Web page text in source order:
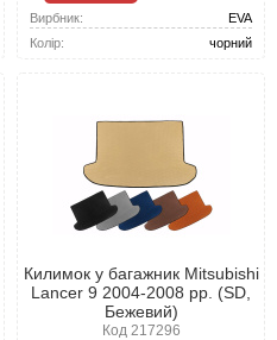
Вирбник:
EVA
Колір:
чорний
Килимок у багажник Mitsubishi
Lancer 9 2004-2008 рр. (SD,
Бежевий)
Код 217296